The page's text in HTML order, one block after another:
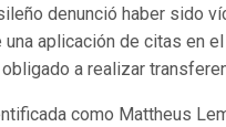
denunció haber sido
aplicación de citas en
a realizar
como Mattheus